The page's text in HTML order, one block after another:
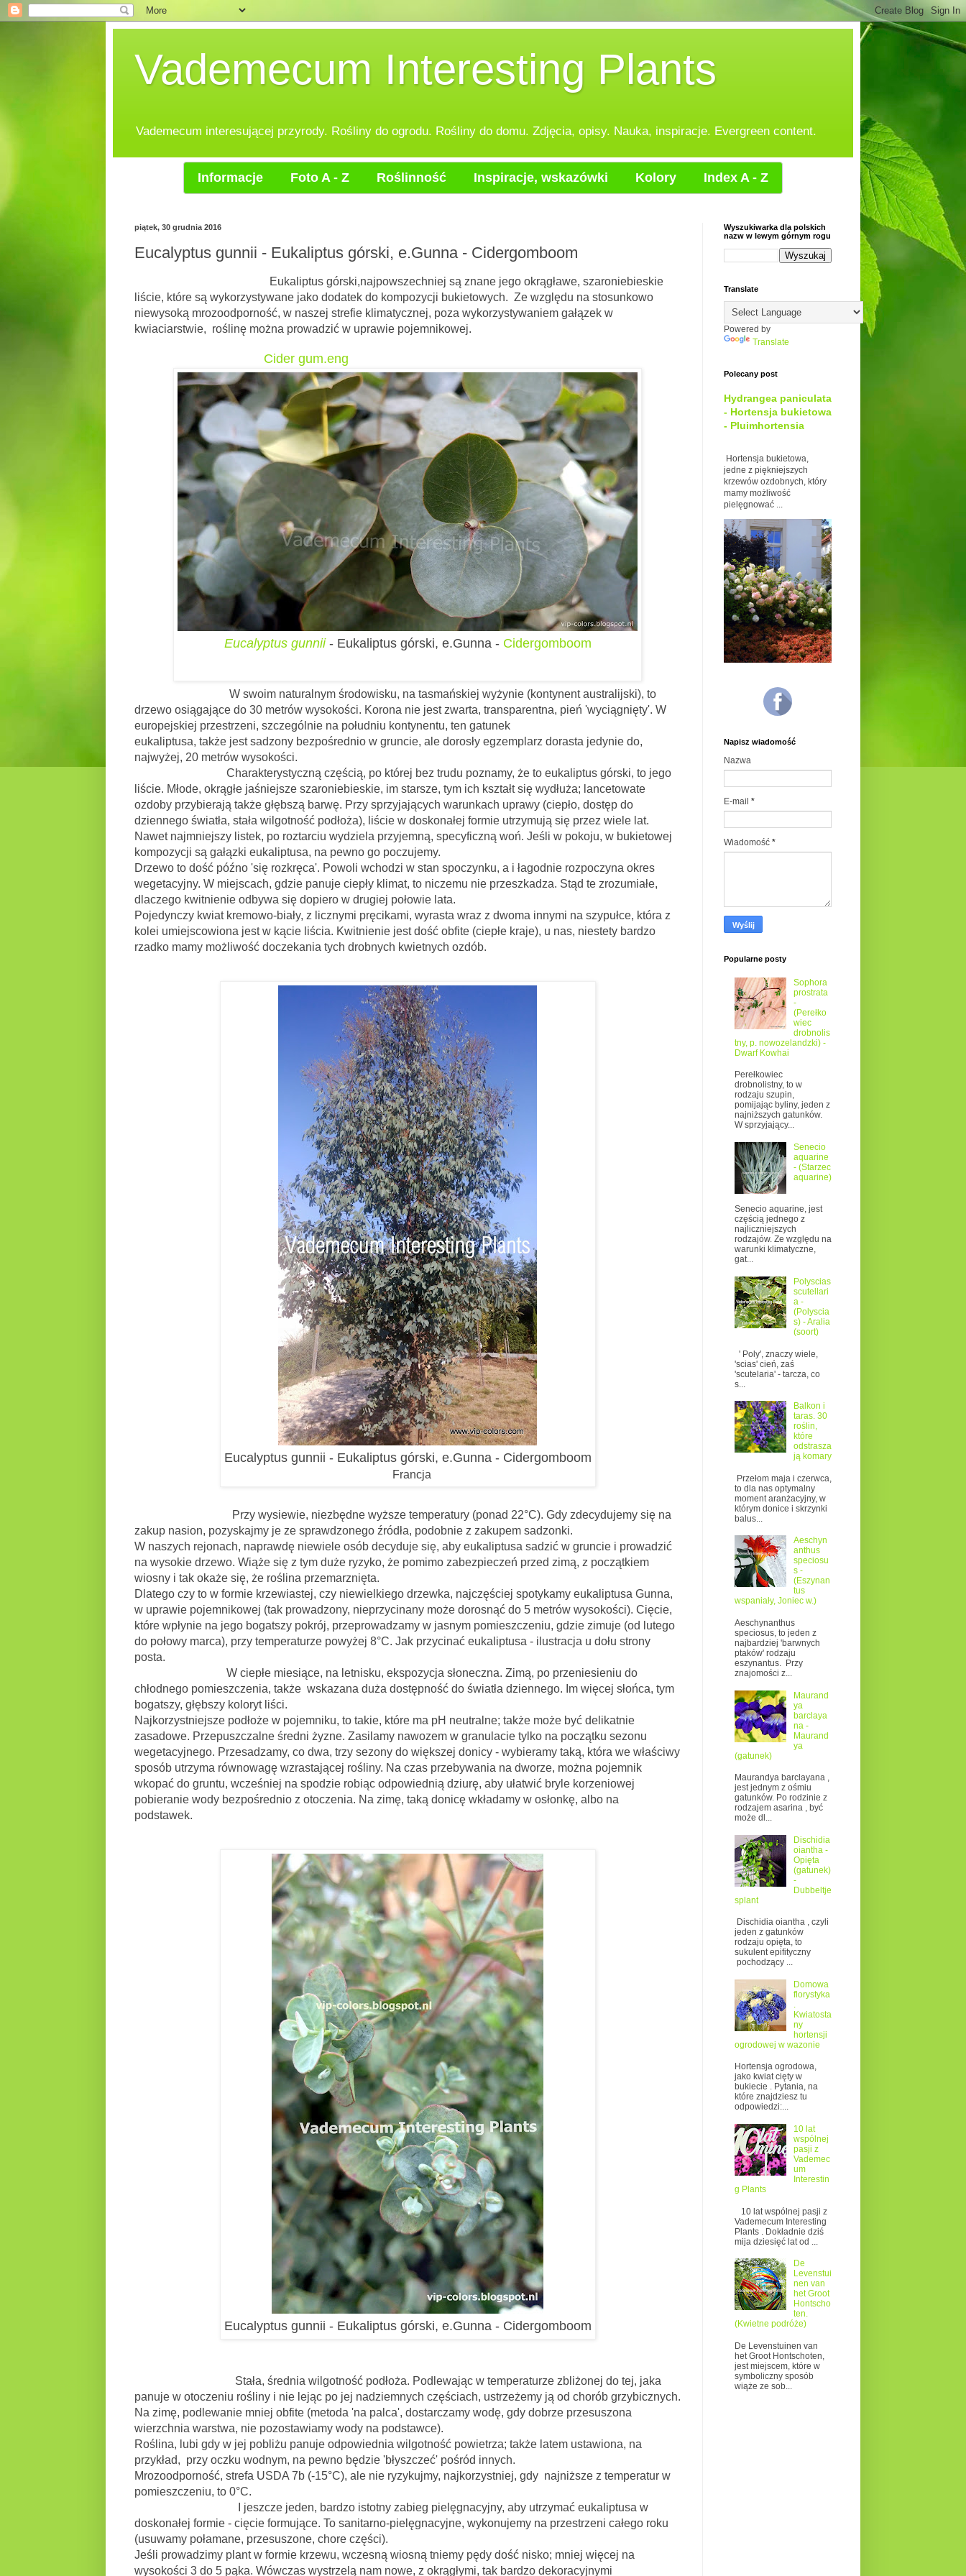
Vademecum Interesting Plants
Vademecum interesującej przyrody. Rośliny do ogrodu. Rośliny do domu. Zdjęcia, opisy. Nauka, inspiracje. Evergreen content.
Informacje Foto A - Z Roślinność Inspiracje, wskazówki Kolory Index A - Z
piątek, 30 grudnia 2016
Eucalyptus gunnii - Eukaliptus górski, e.Gunna - Cidergomboom
Eukaliptus górski,najpowszechniej są znane jego okrągławe, szaroniebieskie
liście, które są wykorzystywane jako dodatek do kompozycji bukietowych. Ze względu na stosunkowo
niewysoką mrozoodporność, w naszej strefie klimatycznej, poza wykorzystywaniem gałązek w
kwiaciarstwie, roślinę można prowadzić w uprawie pojemnikowej.
Cider gum.eng
Eucalyptus gunnii- Eukaliptus górski, e.Gunna - Cidergomboom
W swoim naturalnym środowisku, na tasmańskiej wyżynie (kontynent australijski), to
drzewo osiągające do 30 metrów wysokości. Korona nie jest zwarta, transparentna, pień 'wyciągnięty'. W
europejskiej przestrzeni, szczególnie na południu kontynentu, ten gatunek
eukaliptusa, także jest sadzony bezpośrednio w gruncie, ale dorosły egzemplarz dorasta jedynie do,
najwyżej, 20 metrów wysokości.
Charakterystyczną częścią, po której bez trudu poznamy, że to eukaliptus górski, to jego
liście. Młode, okrągłe jaśniejsze szaroniebieskie, im starsze, tym ich kształt się wydłuża; lancetowate
ozdoby przybierają także głębszą barwę. Przy sprzyjających warunkach uprawy (ciepło, dostęp do
dziennego światła, stała wilgotność podłoża), liście w doskonałej formie utrzymują się przez wiele lat.
Nawet najmniejszy listek, po roztarciu wydziela przyjemną, specyficzną woń. Jeśli w pokoju, w bukietowej
kompozycji są gałązki eukaliptusa, na pewno go poczujemy.
Drzewo to dość późno 'się rozkręca'. Powoli wchodzi w stan spoczynku, a i łagodnie rozpoczyna okres
wegetacyjny. W miejscach, gdzie panuje ciepły klimat, to niczemu nie przeszkadza. Stąd te zrozumiałe,
dlaczego kwitnienie odbywa się dopiero w drugiej połowie lata.
Pojedynczy kwiat kremowo-biały, z licznymi pręcikami, wyrasta wraz z dwoma innymi na szypułce, która z
kolei umiejscowiona jest w kącie liścia. Kwitnienie jest dość obfite (ciepłe kraje), u nas, niestety bardzo
rzadko mamy możliwość doczekania tych drobnych kwietnych ozdób.
Eucalyptus gunnii - Eukaliptus górski, e.Gunna - Cidergomboom
Francja
Przy wysiewie, niezbędne wyższe temperatury (ponad 22°C). Gdy zdecydujemy się na
zakup nasion, pozyskajmy je ze sprawdzonego źródła, podobnie z zakupem sadzonki.
W naszych rejonach, naprawdę niewiele osób decyduje się, aby eukaliptusa sadzić w gruncie i prowadzić
na wysokie drzewo. Wiąże się z tym duże ryzyko, że pomimo zabezpieczeń przed zimą, z początkiem
wiosny i tak okaże się, że roślina przemarznięta.
Dlatego czy to w formie krzewiastej, czy niewielkiego drzewka, najczęściej spotykamy eukaliptusa Gunna,
w uprawie pojemnikowej (tak prowadzony, nieprzycinany może dorosnąć do 5 metrów wysokości). Cięcie,
które wpłynie na jego bogatszy pokrój, przeprowadzamy w jasnym pomieszczeniu, gdzie zimuje (od lutego
do połowy marca), przy temperaturze powyżej 8°C. Jak przycinać eukaliptusa - ilustracja u dołu strony
posta.
W ciepłe miesiące, na letnisku, ekspozycja słoneczna. Zimą, po przeniesieniu do
chłodnego pomieszczenia, także wskazana duża dostępność do światła dziennego. Im więcej słońca, tym
bogatszy, głębszy koloryt liści.
Najkorzystniejsze podłoże w pojemniku, to takie, które ma pH neutralne; także może być delikatnie
zasadowe. Przepuszczalne średni żyzne. Zasilamy nawozem w granulacie tylko na początku sezonu
wegetacyjnego. Przesadzamy, co dwa, trzy sezony do większej donicy - wybieramy taką, która we właściwy
sposób utrzyma równowagę wzrastającej rośliny. Na czas przebywania na dworze, można pojemnik
wkopać do gruntu, wcześniej na spodzie robiąc odpowiednią dziurę, aby ułatwić bryle korzeniowej
pobieranie wody bezpośrednio z otoczenia. Na zimę, taką donicę wkładamy w osłonkę, albo na
podstawek.
Eucalyptus gunnii - Eukaliptus górski, e.Gunna - Cidergomboom
Stała, średnia wilgotność podłoża. Podlewając w temperaturze zbliżonej do tej, jaka
panuje w otoczeniu rośliny i nie lejąc po jej nadziemnych częściach, ustrzeżemy ją od chorób grzybicznych.
Na zimę, podlewanie mniej obfite (metoda 'na palca', dostarczamy wodę, gdy dobrze przesuszona
wierzchnia warstwa, nie pozostawiamy wody na podstawce).
Roślina, lubi gdy w jej pobliżu panuje odpowiednia wilgotność powietrza; także latem ustawiona, na
przykład, przy oczku wodnym, na pewno będzie 'błyszczeć' pośród innych.
Mrozoodporność, strefa USDA 7b (-15°C), ale nie ryzykujmy, najkorzystniej, gdy najniższe z temperatur w
pomieszczeniu, to 0°C.
I jeszcze jeden, bardzo istotny zabieg pielęgnacyjny, aby utrzymać eukaliptusa w
doskonałej formie - cięcie formujące. To sanitarno-pielęgnacyjne, wykonujemy na przestrzeni całego roku
(usuwamy połamane, przesuszone, chore części).
Jeśli prowadzimy plant w formie krzewu, wczesną wiosną tniemy pędy dość nisko; mniej więcej na
wysokości 3 do 5 pąka. Wówczas wystrzelą nam nowe, z okrągłymi, tak bardzo dekoracyjnymi
Wyszukiwarka dla polskich
nazw w lewym górnym rogu
Translate
Powered by
Translate
Polecany post
Hydrangea paniculata
- Hortensja bukietowa
- Pluimhortensia
Hortensja bukietowa,
jedne z piękniejszych
krzewów ozdobnych, który
mamy możliwość
pielęgnować ...
Napisz wiadomość
Nazwa
E-mail *
Wiadomość *
Popularne posty
Sophora
prostrata
-
(Perełko
wiec
drobnolis
tny, p. nowozelandzki) -
Dwarf Kowhai
Perełkowiec
drobnolistny, to w
rodzaju szupin,
pomijając byliny, jeden z
najniższych gatunków.
W sprzyjający...
Senecio
aquarine
- (Starzec
aquarine)
Senecio aquarine, jest
częścią jednego z
najliczniejszych
rodzajów. Ze względu na
warunki klimatyczne,
gat...
Polyscias
scutellari
a -
(Polyscia
s) - Aralia
(soort)
' Poly', znaczy wiele,
'scias' cień, zaś
'scutelaria' - tarcza, co
s...
Balkon i
taras. 30
roślin,
które
odstrasza
ją komary
Przełom maja i czerwca,
to dla nas optymalny
moment aranżacyjny, w
którym donice i skrzynki
balus...
Aeschyn
anthus
speciosu
s -
(Eszynan
tus
wspaniały, Joniec w.)
Aeschynanthus
speciosus, to jeden z
najbardziej 'barwnych
ptaków' rodzaju
eszynantus. Przy
znajomości z...
Maurand
ya
barclaya
na -
Maurand
ya
(gatunek)
Maurandya barclayana ,
jest jednym z ośmiu
gatunków. Po rodzinie z
rodzajem asarina , być
może dl...
Dischidia
oiantha -
Opięta
(gatunek)
-
Dubbeltje
splant
Dischidia oiantha , czyli
jeden z gatunków
rodzaju opięta, to
sukulent epifityczny
pochodzący ...
Domowa
florystyka
.
Kwiatosta
ny
hortensji
ogrodowej w wazonie
Hortensja ogrodowa,
jako kwiat cięty w
bukiecie . Pytania, na
które znajdziesz tu
odpowiedzi:...
10 lat
wspólnej
pasji z
Vademec
um
Interestin
g Plants
10 lat wspólnej pasji z
Vademecum Interesting
Plants . Dokładnie dziś
mija dziesięć lat od ...
De
Levenstui
nen van
het Groot
Hontscho
ten.
(Kwietne podróże)
De Levenstuinen van
het Groot Hontschoten,
jest miejscem, które w
symboliczny sposób
wiąże ze sob...